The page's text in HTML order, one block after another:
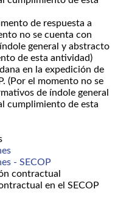
de respuesta a
no se cuenta con
general y abstracto
de esta antividad)
en la expedición de
(Por el momento no se
de índole general
cumplimiento de esta
- SECOP
contractual
en el SECOP